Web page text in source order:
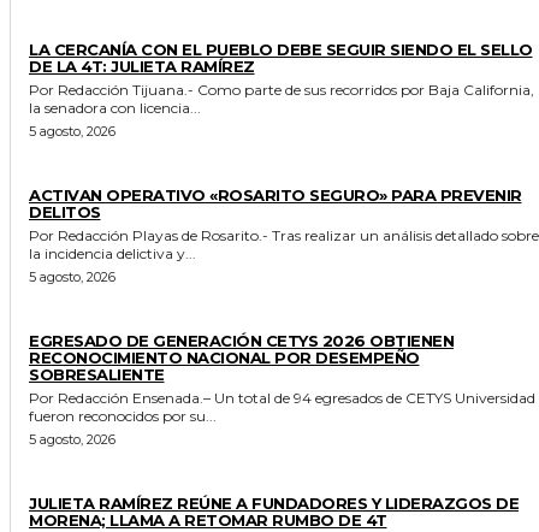
LA CERCANÍA CON EL PUEBLO DEBE SEGUIR SIENDO EL SELLO
DE LA 4T: JULIETA RAMÍREZ
Por Redacción Tijuana.- Como parte de sus recorridos por Baja California,
la senadora con licencia...
5 agosto, 2026
ACTIVAN OPERATIVO «ROSARITO SEGURO» PARA PREVENIR
DELITOS
Por Redacción Playas de Rosarito.- Tras realizar un análisis detallado sobre
la incidencia delictiva y...
5 agosto, 2026
EGRESADO DE GENERACIÓN CETYS 2026 OBTIENEN
RECONOCIMIENTO NACIONAL POR DESEMPEÑO
SOBRESALIENTE
Por Redacción Ensenada.– Un total de 94 egresados de CETYS Universidad
fueron reconocidos por su...
5 agosto, 2026
JULIETA RAMÍREZ REÚNE A FUNDADORES Y LIDERAZGOS DE
MORENA; LLAMA A RETOMAR RUMBO DE 4T